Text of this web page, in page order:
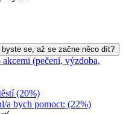
se, až se začne něco dít?
(pečení, výzdoba,
(20%)
a bych pomoct: (22%)